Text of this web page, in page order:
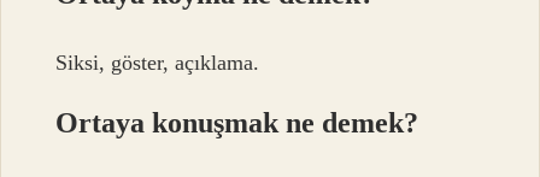
Siksi, göster, açıklama.
Ortaya konuşmak ne demek?